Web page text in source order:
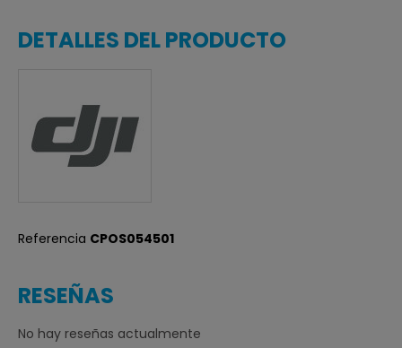
DETALLES DEL PRODUCTO
Referencia CPOS054501
RESEÑAS
No hay reseñas actualmente